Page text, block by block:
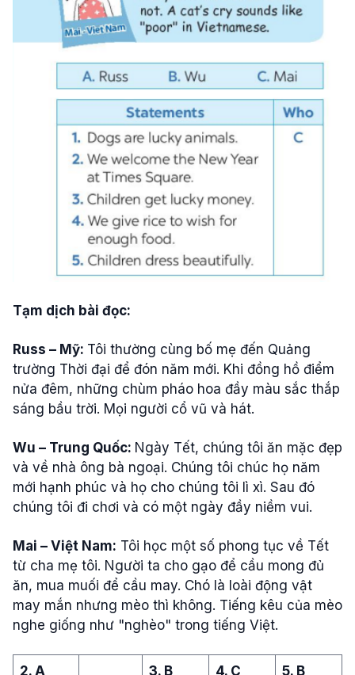
Tạm dịch bài đọc:
Russ – Mỹ: Tôi thường cùng bố mẹ đến Quảng
trường Thời đại để đón năm mới. Khi đồng hồ điểm
nửa đêm, những chùm pháo hoa đầy màu sắc thắp
sáng bầu trời. Mọi người cổ vũ và hát.
Wu – Trung Quốc: Ngày Tết, chúng tôi ăn mặc đẹp
và về nhà ông bà ngoại. Chúng tôi chúc họ năm
mới hạnh phúc và họ cho chúng tôi lì xì. Sau đó
chúng tôi đi chơi và có một ngày đầy niềm vui.
Mai – Việt Nam: Tôi học một số phong tục về Tết
từ cha mẹ tôi. Người ta cho gạo để cầu mong đủ
ăn, mua muối để cầu may. Chó là loài động vật
may mắn nhưng mèo thì không. Tiếng kêu của mèo
nghe giống như "nghèo" trong tiếng Việt.
2. A 3. B 4. C 5. B